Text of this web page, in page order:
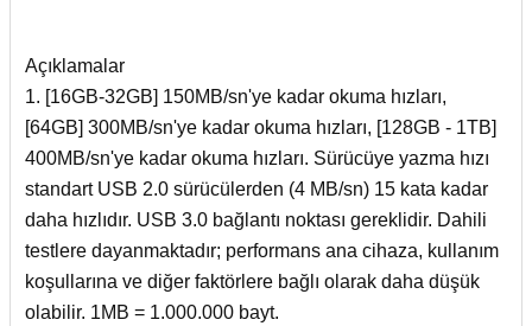
Açıklamalar
1. [16GB-32GB] 150MB/sn'ye kadar okuma hızları,
[64GB] 300MB/sn'ye kadar okuma hızları, [128GB - 1TB]
400MB/sn'ye kadar okuma hızları. Sürücüye yazma hızı
standart USB 2.0 sürücülerden (4 MB/sn) 15 kata kadar
daha hızlıdır. USB 3.0 bağlantı noktası gereklidir. Dahili
testlere dayanmaktadır; performans ana cihaza, kullanım
koşullarına ve diğer faktörlere bağlı olarak daha düşük
olabilir. 1MB = 1.000.000 bayt.